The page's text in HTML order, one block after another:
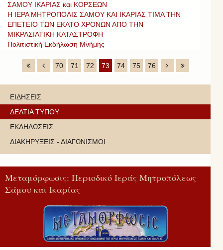
ΣΑΜΟΥ ΙΚΑΡΙΑΣ και ΚΟΡΣΕΩΝ
Η ΙΕΡΑ ΜΗΤΡΟΠΟΛΙΣ ΣΑΜΟΥ ΚΑΙ ΙΚΑΡΙΑΣ ΤΙΜΑ ΤΗΝ
ΕΠΕΤΕΙΟ ΤΩΝ ΕΚΑΤΟ ΧΡΟΝΩΝ ΑΠΟ ΤΗΝ
ΜΙΚΡΑΣΙΑΤΙΚΗ ΚΑΤΑΣΤΡΟΦΗ
Πολιτιστική Εκδήλωση Μνήμης
70 71 72 73 74 75 76
ΕΙΔΗΣΕΙΣ
ΔΕΛΤΙΑ ΤΥΠΟΥ
ΕΚΔΗΛΩΣΕΙΣ
ΔΙΑΚΗΡΥΞΕΙΣ - ΔΙΑΓΩΝΙΣΜΟΙ
Μεταμόρφωσις: Περιοδικό Ιεράς Μητροπόλεως
Σάμου και Ικαρίας